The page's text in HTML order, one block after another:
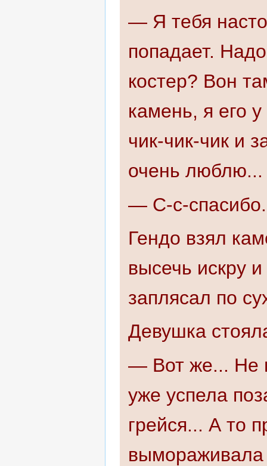
— Я тебя
попадает.
костер? Вон
камень, я его
чик-чик-чик и
очень люблю...
— С-с-
Гендо взял
высечь искру
заплясал по
Девушка
— Вот же... Не
уже успела
грейся... А то